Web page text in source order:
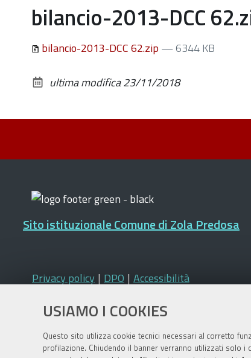
USIAMO I COOKIES
Questo sito utilizza cookie tecnici necessari al corretto
profilazione. Chiudendo il banner verranno utilizzati solo
bilancio-2013-DCC
bilancio-2013-DCC 62.zip — 6344 KB
ultima modifica23/11/2018
Sito istituzionale Comune di Zola Predosa
Privacy policy | DPO | Accessibilità